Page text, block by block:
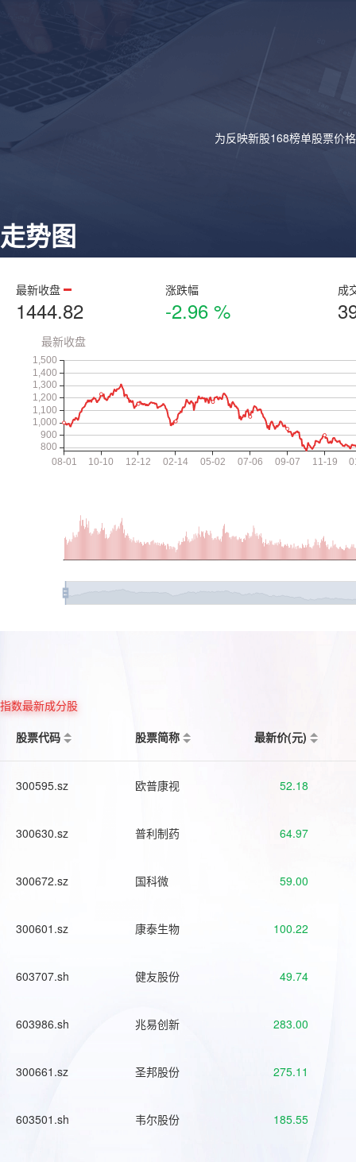
为反映新股168榜单股票价
走势图
最新收盘
1444.82
涨跌幅
-2.96 %
成
指数最新成分股
股票代码
股票简称 最新价(元)
300595.sz 欧普康视 52.18
300630.sz 普利制药 64.97
300672.sz 国科微 59.00
300601.sz 康泰生物 100.22
603707.sh 健友股份 49.74
603986.sh 兆易创新 283.00
300661.sz 圣邦股份 275.11
603501.sh 韦尔股份 185.55